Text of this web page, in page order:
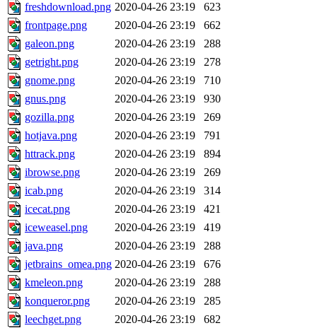
freshdownload.png 2020-04-26 23:19
623
frontpage.png
2020-04-26 23:19
662
galeon.png
2020-04-26 23:19
288
getright.png
2020-04-26 23:19
278
gnome.png
2020-04-26 23:19
710
gnus.png
2020-04-26 23:19
930
gozilla.png
2020-04-26 23:19
269
hotjava.png
2020-04-26 23:19
791
httrack.png
2020-04-26 23:19
894
ibrowse.png
2020-04-26 23:19
269
icab.png
2020-04-26 23:19
314
icecat.png
2020-04-26 23:19
421
iceweasel.png
2020-04-26 23:19
419
java.png
2020-04-26 23:19
288
jetbrains_omea.png 2020-04-26 23:19
676
kmeleon.png
2020-04-26 23:19
288
konqueror.png
2020-04-26 23:19
285
leechget.png
2020-04-26 23:19
682